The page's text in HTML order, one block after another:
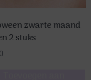
zwarte maand
2 stuks